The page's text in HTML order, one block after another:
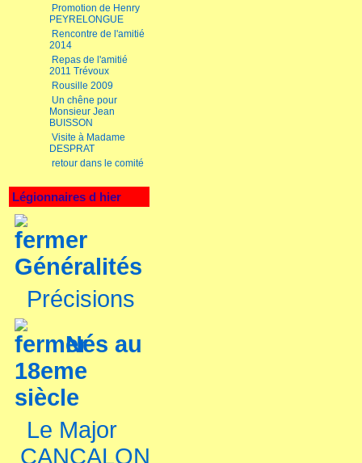
Promotion de Henry
PEYRELONGUE
Rencontre de l'amitié
2014
Repas de l'amitié
2011 Trévoux
Rousille 2009
Un chêne pour
Monsieur Jean
BUISSON
Visite à Madame
DESPRAT
retour dans le comité
Légionnaires d hier
Généralités
Précisions
Nés au
18eme
siècle
Le Major
CANCALON